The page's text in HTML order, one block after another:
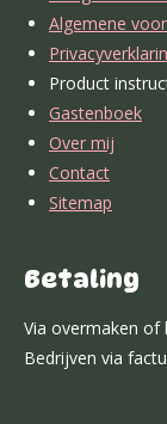
k
a
m
Algemene
Product
Gastenboek
Over mij
Contact
Sitemap
Betaling
Via overmaken of
Bedrijven via